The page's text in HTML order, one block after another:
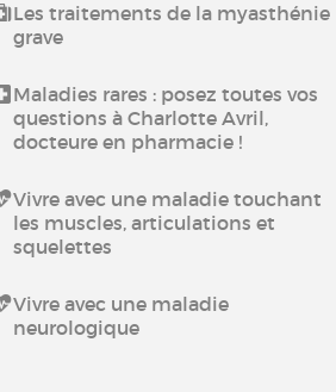
Les traitements de la myasthénie
grave
Maladies rares : posez toutes vos
questions à Charlotte Avril,
docteure en pharmacie !
Vivre avec une maladie touchant
les muscles, articulations et
squelettes
Vivre avec une maladie
neurologique